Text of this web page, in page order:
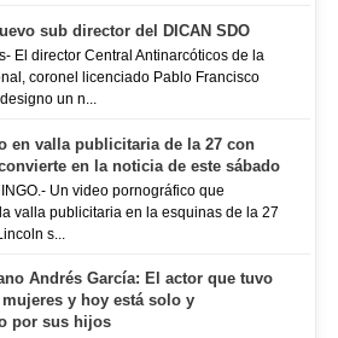
sub director del DICAN SDO
El director Central Antinarcóticos de la
coronel licenciado Pablo Francisco
un n...
en valla publicitaria de la 27 con
en la noticia de este sábado
Un video pornográfico que
valla publicitaria en la esquinas de la 27
s...
Andrés García: El actor que tuvo
y hoy está solo y
por sus hijos